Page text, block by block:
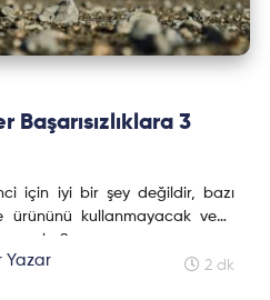
Başarısızlıklara 3
için iyi bir şey değildir, bazı
ürününü kullanmayacak veya
ki?
ne olur?
Yazar 2 dk